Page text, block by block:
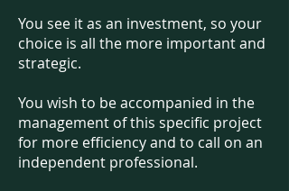
You see it as an investment, so your
choice is all the more important and
strategic.
You wish to be accompanied in the
management of this specific project
for more efficiency and to call on an
independent professional.